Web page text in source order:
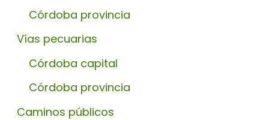
Córdoba provincia
Vías pecuarias
Córdoba capital
Córdoba provincia
Caminos públicos